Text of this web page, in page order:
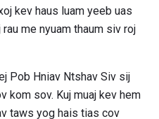
kev haus luam yeeb uas
me nyuam thaum siv roj
Pob Hniav Ntshav Siv sij
kom sov. Kuj muaj kev hem
taws yog hais tias cov